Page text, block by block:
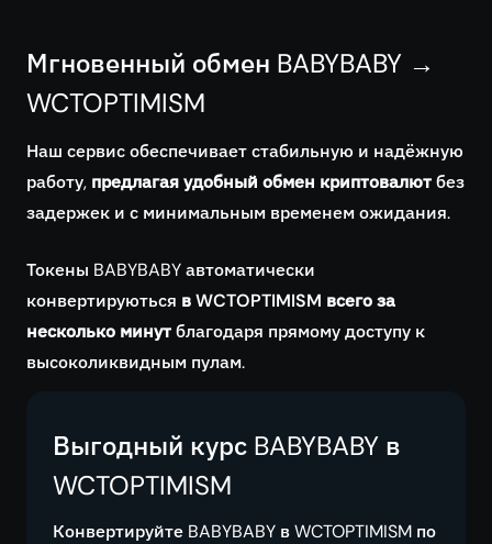
Мгновенный обмен BABYBABY →
WCTOPTIMISM
Наш сервис обеспечивает стабильную и надёжную
работу, предлагая удобный обмен криптовалютбез
задержек и с минимальным временем ожидания.
Токены BABYBABY автоматически
конвертируються в WCTOPTIMISM всего за
несколько минутблагодаря прямому доступу к
высоколиквидным пулам.
Выгодный курс BABYBABY в
WCTOPTIMISM
Конвертируйте BABYBABY в WCTOPTIMISM по